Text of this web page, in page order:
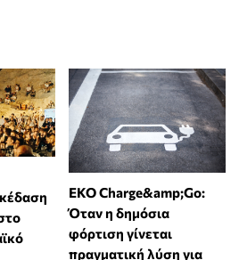
EKO Charge&amp;Go:
Όταν η δημόσια
φόρτιση γίνεται
πραγματική λύση για